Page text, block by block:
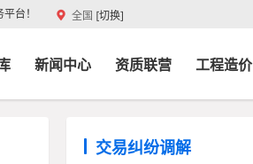
台！ 全国 [切换]
新闻中心 资质联营 工程造价
交易纠纷调解